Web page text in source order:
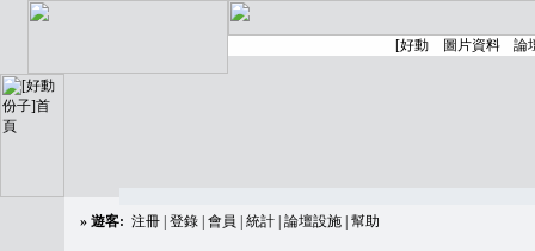
» 遊客: 注冊 登錄 會員 統計 論壇設施 幫助